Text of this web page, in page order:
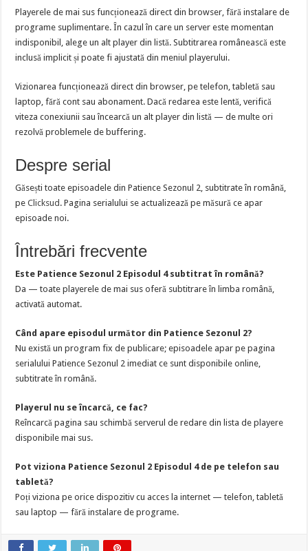
Playerele de mai sus funcționează direct din browser, fără instalare de
programe suplimentare. În cazul în care un server este momentan
indisponibil, alege un alt player din listă. Subtitrarea românească este
inclusă implicit și poate fi ajustată din meniul playerului.
Vizionarea funcționează direct din browser, pe telefon, tabletă sau
laptop, fără cont sau abonament. Dacă redarea este lentă, verifică
viteza conexiunii sau încearcă un alt player din listă — de multe ori
rezolvă problemele de buffering.
Despre serial
Găsești toate episoadele din Patience Sezonul 2, subtitrate în română,
peClicksud . Pagina serialului se actualizează pe măsură ce apar
episoade noi.
Întrebări frecvente
Este Patience Sezonul 2 Episodul 4 subtitrat în română?
Da — toate playerele de mai sus oferă subtitrare în limba română,
activată automat.
Când apare episodul următor din Patience Sezonul 2?
Nu există un program fix de publicare; episoadele apar pe pagina
serialului Patience Sezonul 2 imediat ce sunt disponibile online,
subtitrate în română.
Playerul nu se încarcă, ce fac?
Reîncarcă pagina sau schimbă serverul de redare din lista de playere
disponibile mai sus.
Pot viziona Patience Sezonul 2 Episodul 4 de pe telefon sau
tabletă?
Poți viziona pe orice dispozitiv cu acces la internet — telefon, tabletă
sau laptop — fără instalare de programe.